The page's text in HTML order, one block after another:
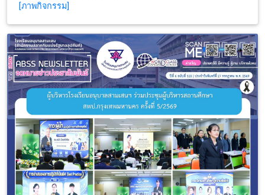
[ภาพกิจกรรม]